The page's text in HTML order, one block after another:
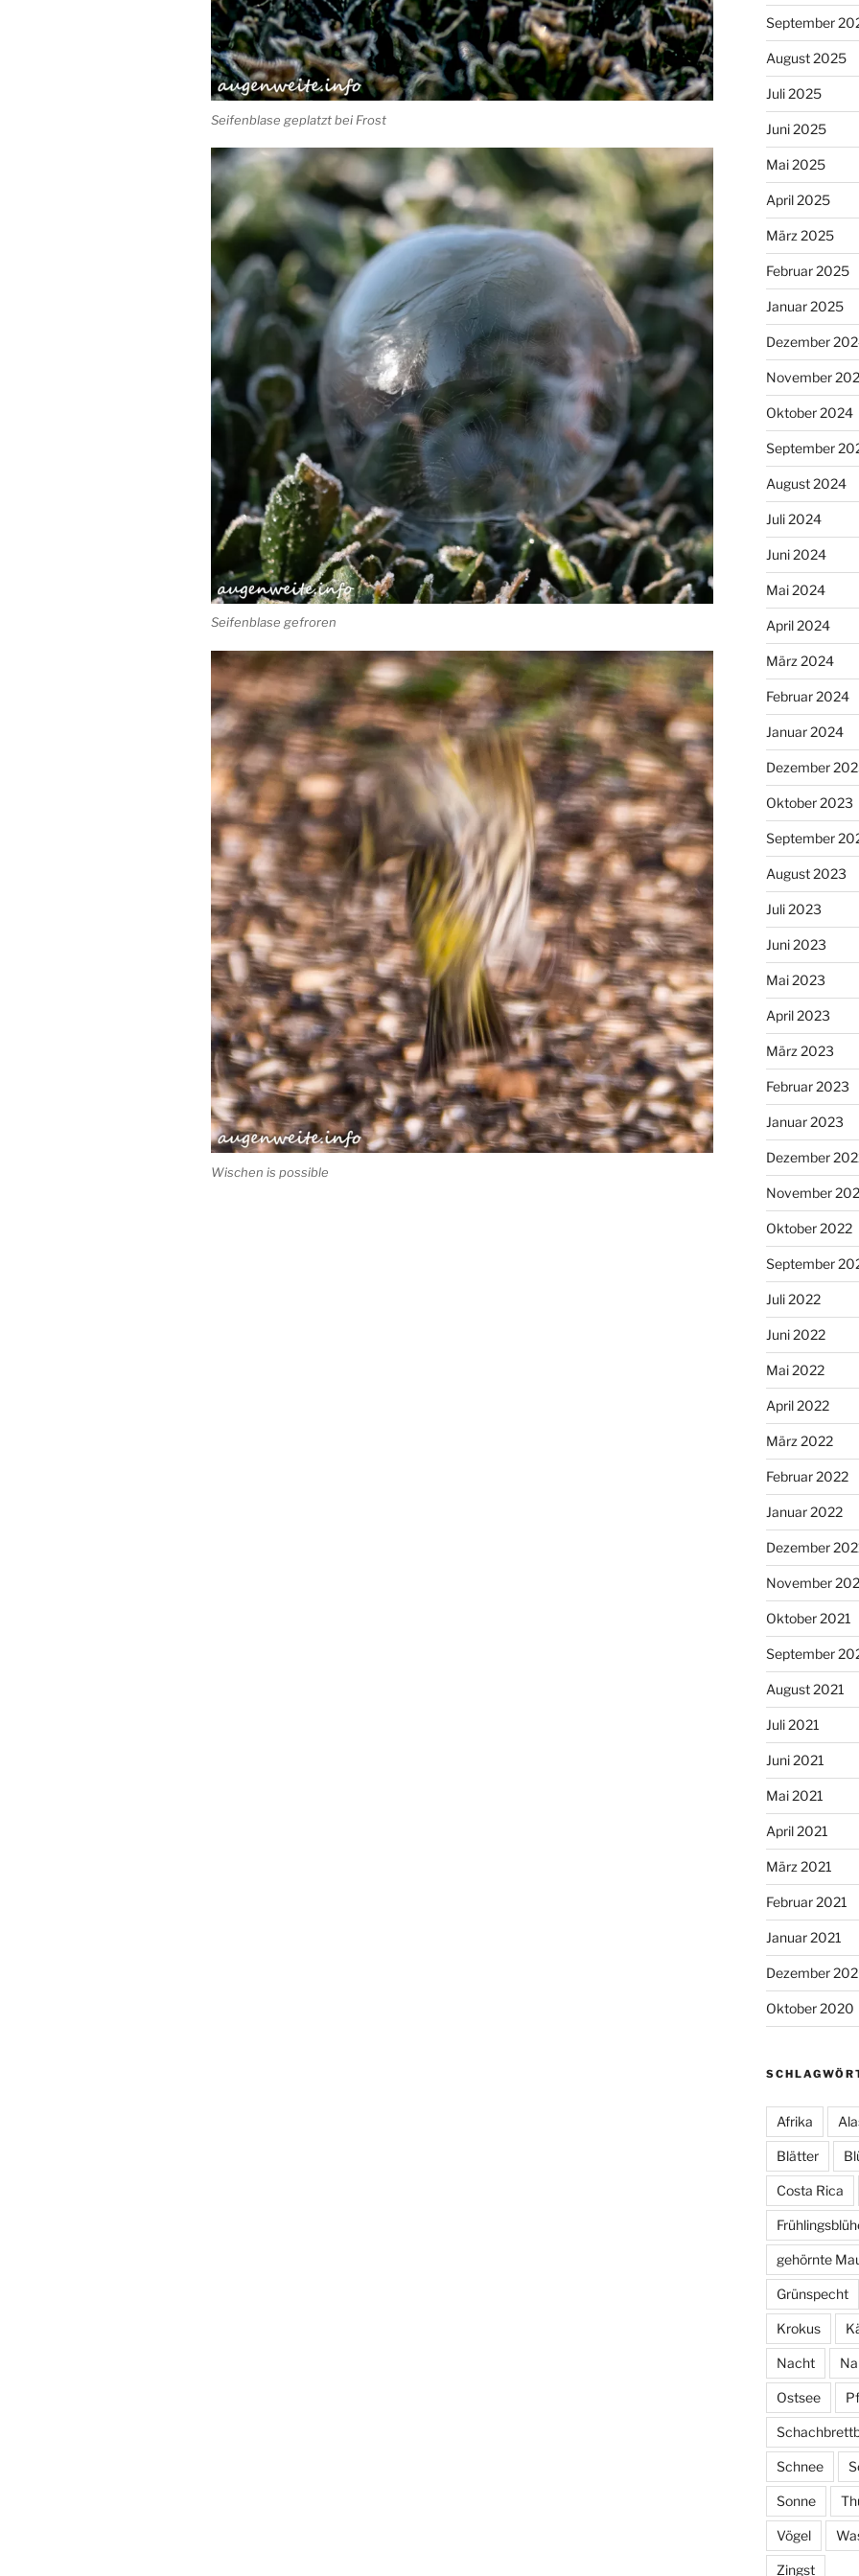
Seifenblase geplatzt bei Frost
Seifenblase gefroren
Wischen is possible
September
August 2025
Juli 2025
Juni 2025
Mai 2025
April 2025
März 2025
Februar 2025
Januar 2025
Dezember
November
Oktober 2024
September
August 2024
Juli 2024
Juni 2024
Mai 2024
April 2024
März 2024
Februar 2024
Januar 2024
Dezember
Oktober 2023
September
August 2023
Juli 2023
Juni 2023
Mai 2023
April 2023
März 2023
Februar 2023
Januar 2023
Dezember
November
Oktober 2022
September
Juli 2022
Juni 2022
Mai 2022
April 2022
März 2022
Februar 2022
Januar 2022
Dezember
November
Oktober 2021
September
August 2021
Juli 2021
Juni 2021
Mai 2021
April 2021
März 2021
Februar 2021
Januar 2021
Dezember
Oktober 2020
Afrika
Blätter
Costa Rica
gehörnte
Grünspecht
Krokus
Nacht
Ostsee
Schnee
Sonne
Vögel
Zingst